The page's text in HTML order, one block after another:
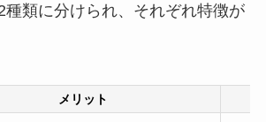
種類に分けられ、それぞれ特徴が
メリット